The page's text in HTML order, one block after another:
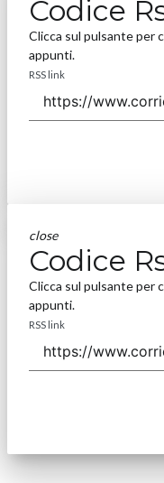
Codice
Clicca sul pulsante per
appunti.
RSS link
close
Codice
Clicca sul pulsante per
appunti.
RSS link